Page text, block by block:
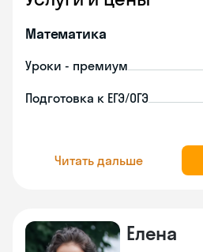
Математика
Уроки - премиум
Подготовка к ЕГЭ/ОГЭ
Читать дальше
Елена